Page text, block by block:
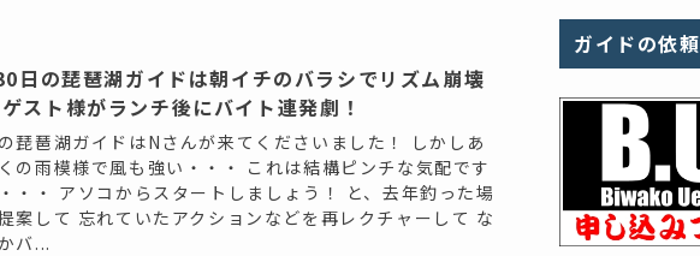
日の琵琶湖ガイドは朝イチのバラシでリズム崩壊
スト様がランチ後にバイト連発劇！
琵琶湖ガイドはNさんが来てくださいました！ しかしあ
の雨模様で風も強い・・・ これは結構ピンチな気配です
・・ アソコからスタートしましょう！ と、去年釣った場
案して 忘れていたアクションなどを再レクチャーして な
バ...
ガイドの依頼